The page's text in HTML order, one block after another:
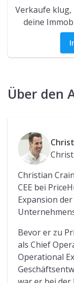
Verkaufe klug,
deine
Über den
Christian
CEE bei
Expansion
Bevor er zu
als Chief
Operational